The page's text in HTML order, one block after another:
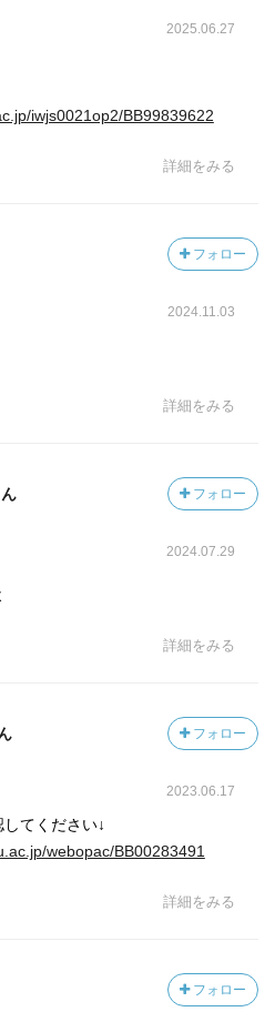
2025.06.27
iwjs0021op2/BB99839622
詳細をみる
フォロー
2024.11.03
詳細をみる
フォロー
2024.07.29
詳細をみる
フォロー
2023.06.17
てください↓
webopac/BB00283491
詳細をみる
フォロー